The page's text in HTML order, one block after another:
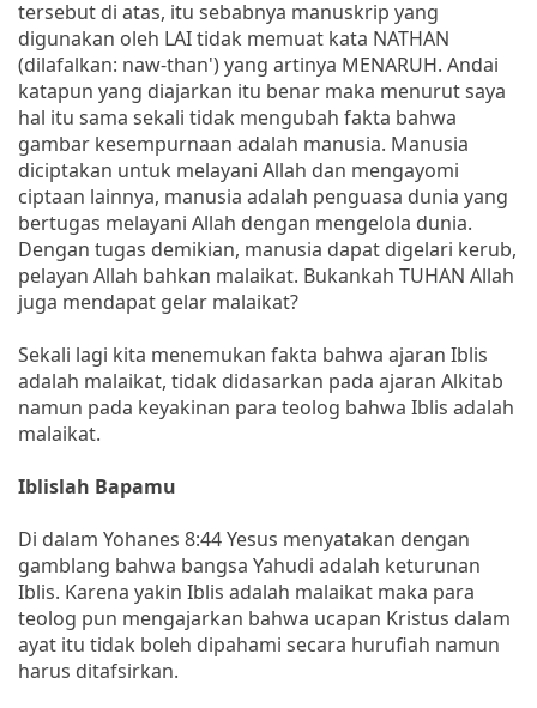
tersebut di atas, itu sebabnya manuskrip yang
digunakan oleh LAI tidak memuat kata NATHAN
(dilafalkan: naw-than') yang artinya MENARUH. Andai
katapun yang diajarkan itu benar maka menurut saya
hal itu sama sekali tidak mengubah fakta bahwa
gambar kesempurnaan adalah manusia. Manusia
diciptakan untuk melayani Allah dan mengayomi
ciptaan lainnya, manusia adalah penguasa dunia yang
bertugas melayani Allah dengan mengelola dunia.
Dengan tugas demikian, manusia dapat digelari kerub,
pelayan Allah bahkan malaikat. Bukankah TUHAN Allah
juga mendapat gelar malaikat?
Sekali lagi kita menemukan fakta bahwa ajaran Iblis
adalah malaikat, tidak didasarkan pada ajaran Alkitab
namun pada keyakinan para teolog bahwa Iblis adalah
malaikat.
Iblislah Bapamu
Di dalam Yohanes 8:44 Yesus menyatakan dengan
gamblang bahwa bangsa Yahudi adalah keturunan
Iblis. Karena yakin Iblis adalah malaikat maka para
teolog pun mengajarkan bahwa ucapan Kristus dalam
ayat itu tidak boleh dipahami secara hurufiah namun
harus ditafsirkan.